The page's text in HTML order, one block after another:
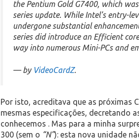
the Pentium Gold G7400, which
series update. While Intel’s entry-
undergone substantial
series did introduce an Efficient
way into numerous Mini-PCs and
— by VideoCardZ.
Por isto, acreditava que as próximas
mesmas especificações, decretando
conhecemos . Mas para a minha
300 (sem o “N”): esta nova unidade